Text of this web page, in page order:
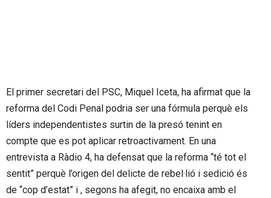
El primer secretari del PSC, Miquel Iceta, ha afirmat que la
reforma del Codi Penal podria ser una fórmula perquè els
líders independentistes surtin de la presó tenint en
compte que es pot aplicar retroactivament. En una
entrevista a Ràdio 4, ha defensat que la reforma “té tot el
sentit” perquè l’origen del delicte de rebel·lió i sedició és
de “cop d’estat” i , segons ha afegit, no encaixa amb el